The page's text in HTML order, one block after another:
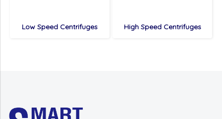
Low Speed Centrifuges High Speed Centrifuges